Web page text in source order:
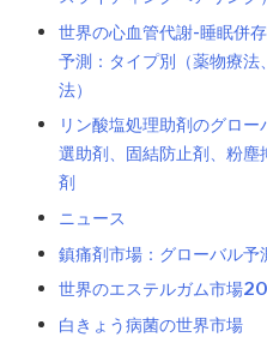
世界の心血管代謝-睡眠
予測：タイプ別（薬物療
法）
リン酸塩処理助剤のグロ
選助剤、固結防止剤、粉塵
剤
ニュース
鎮痛剤市場：グローバル
世界のエステルガム市場
白きょう病菌の世界市場